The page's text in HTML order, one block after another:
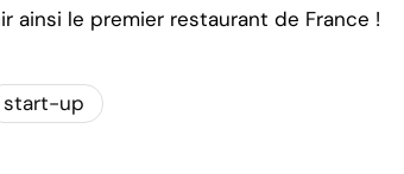
ainsi le premier restaurant de France !
start-up